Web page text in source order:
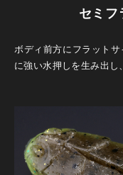
セミ
ボディ前方にフラット
に強い水押しを生み出し